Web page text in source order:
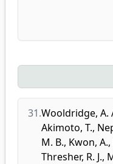
31.Wooldridge, A.
Akimoto, T.,
M. B., Kwon, A.,
Thresher, R. J.,